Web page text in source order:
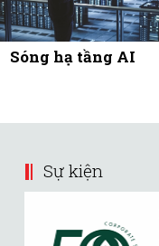
Sóng hạ tầng AI
Sự kiện